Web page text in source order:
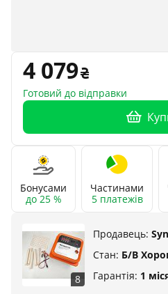
4 079
Готовий до відправки
Бонусами
до 25 %
Частинами
5 платежів
8
Продавець:
Стан: Б/В
Гарантія: 1